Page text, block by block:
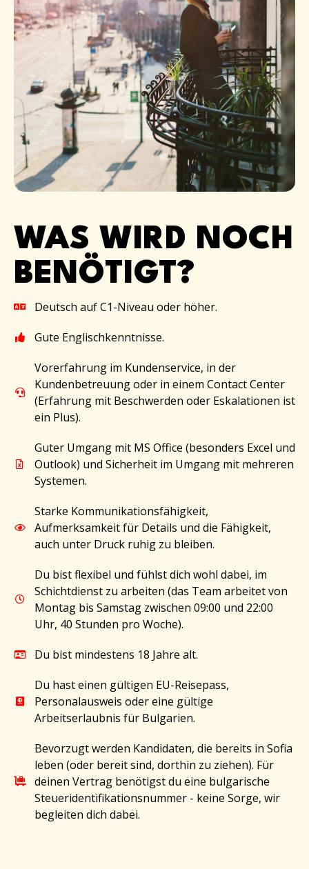
WAS WIRD NOCH
BENÖTIGT?
Deutsch auf C1-Niveau oder höher.
Gute Englischkenntnisse.
Vorerfahrung im Kundenservice, in der
Kundenbetreuung oder in einem Contact Center
(Erfahrung mit Beschwerden oder Eskalationen ist
ein Plus).
Guter Umgang mit MS Office (besonders Excel und
Outlook) und Sicherheit im Umgang mit mehreren
Systemen.
Starke Kommunikationsfähigkeit,
Aufmerksamkeit für Details und die Fähigkeit,
auch unter Druck ruhig zu bleiben.
Du bist flexibel und fühlst dich wohl dabei, im
Schichtdienst zu arbeiten (das Team arbeitet von
Montag bis Samstag zwischen 09:00 und 22:00
Uhr, 40 Stunden pro Woche).
Du bist mindestens 18 Jahre alt.
Du hast einen gültigen EU-Reisepass,
Personalausweis oder eine gültige
Arbeitserlaubnis für Bulgarien.
Bevorzugt werden Kandidaten, die bereits in Sofia
leben (oder bereit sind, dorthin zu ziehen). Für
deinen Vertrag benötigst du eine bulgarische
Steueridentifikationsnummer - keine Sorge, wir
begleiten dich dabei.